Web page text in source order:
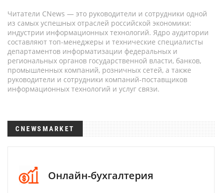
Читатели CNews — это руководители и сотрудники одной
из самых успешных отраслей российской экономики:
индустрии информационных технологий. Ядро аудитории
составляют топ-менеджеры и технические специалисты
департаментов информатизации федеральных и
региональных органов государственной власти, банков,
промышленных компаний, розничных сетей, а также
руководители и сотрудники компаний-поставщиков
информационных технологий и услуг связи.
CNEWSMARKET
Онлайн-бухгалтерия